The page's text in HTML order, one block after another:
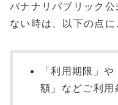
バナナリパブリック公
ない時は、以下の点に
「利用期限」
額」などご利用